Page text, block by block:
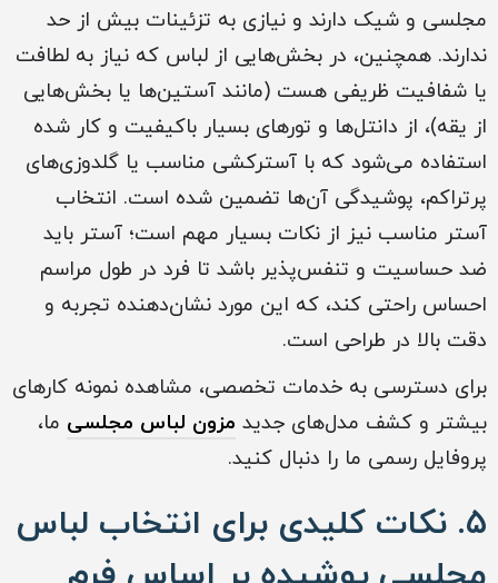
مجلسی و شیک دارند و نیازی به تزئینات بیش از حد
ندارند. همچنین، در بخش‌هایی از لباس که نیاز به لطافت
یا شفافیت ظریفی هست (مانند آستین‌ها یا بخش‌هایی
از یقه)، از دانتل‌ها و تورهای بسیار باکیفیت و کار شده
استفاده می‌شود که با آسترکشی مناسب یا گلدوزی‌های
پرتراکم، پوشیدگی آن‌ها تضمین شده است. انتخاب
آستر مناسب نیز از نکات بسیار مهم است؛ آستر باید
ضد حساسیت و تنفس‌پذیر باشد تا فرد در طول مراسم
احساس راحتی کند، که این مورد نشان‌دهنده تجربه و
دقت بالا در طراحی است.
برای دسترسی به خدمات تخصصی، مشاهده نمونه‌ کارهای
بیشتر و کشف مدل‌های جدید مزون لباس مجلسی ما،
پروفایل رسمی ما را دنبال کنید.
۵. نکات کلیدی برای انتخاب لباس